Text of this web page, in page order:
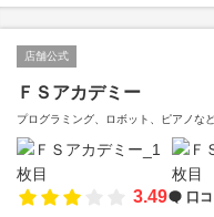
店舗公式
ＦＳアカデミー
プログラミング、ロボット、ピアノな
3.49 口コ